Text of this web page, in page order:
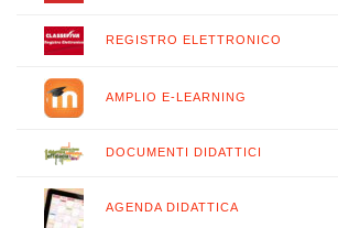
REGISTRO ELETTRONICO
AMPLIO E-LEARNING
DOCUMENTI DIDATTICI
AGENDA DIDATTICA